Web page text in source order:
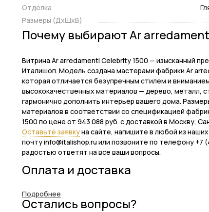
Отделка
Размеры (ДxШxВ)
Почему выбирают Ar
Витрина Ar arredamenti Celebrity 1500 — изысканный
Италишоп. Модель создана мастерами фабрики Ar
которая отличается безупречным стилем и
высококачественных материалов — дерево, металл,
гармонично дополнить интерьер вашего дома.
материалов в соответствии со спецификацией
1500 по цене от 943 088 руб. с доставкой в Москву,
Оставьте заявкуна сайте, напишите в любой из
почту info@italishop.ru или позвоните по телефону
радостью ответят на все ваши вопросы.
Оплата и доставка
Подробнее
Остались вопросы?